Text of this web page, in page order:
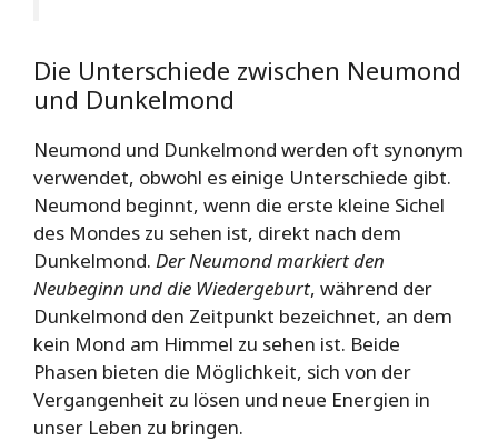
Die Unterschiede zwischen Neumond
und Dunkelmond
Neumond und Dunkelmond werden oft synonym
verwendet, obwohl es einige Unterschiede gibt.
Neumond beginnt, wenn die erste kleine Sichel
des Mondes zu sehen ist, direkt nach dem
Dunkelmond. Der Neumond markiert den
Neubeginn und die Wiedergeburt, während der
Dunkelmond den Zeitpunkt bezeichnet, an dem
kein Mond am Himmel zu sehen ist. Beide
Phasen bieten die Möglichkeit, sich von der
Vergangenheit zu lösen und neue Energien in
unser Leben zu bringen.